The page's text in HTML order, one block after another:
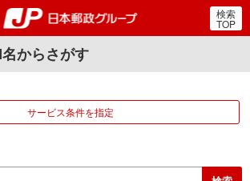
郵便局・日本郵政グルー
検索
TOP
からさがす
サービス条件を指定